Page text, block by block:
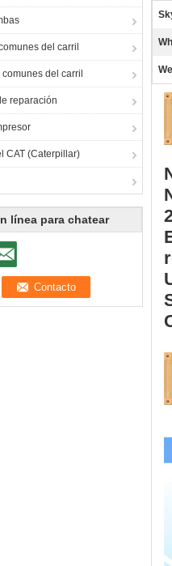
del carril
del carril
reparación
CAT (Caterpillar)
línea para chatear